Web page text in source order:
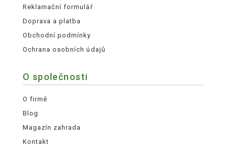
Reklamační formulář
Doprava a platba
Obchodní podmínky
Ochrana osobních údajů
O společnosti
O firmě
Blog
Magazín zahrada
Kontakt